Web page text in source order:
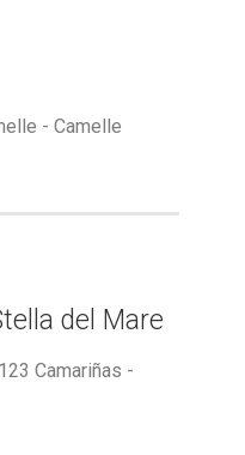
- Camelle
del Mare
Camariñas -